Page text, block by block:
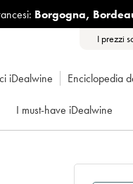
Borgogna,
I prezzi
iDealwine Enciclopedia
I must-have iDealwine